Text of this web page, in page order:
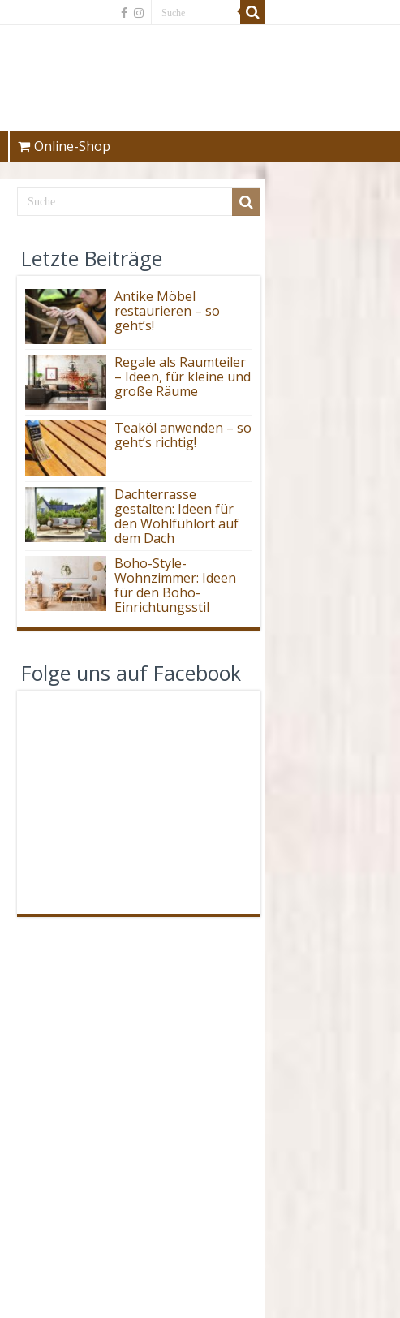
Online-Shop
Letzte Beiträge
Antike Möbel
restaurieren – so
geht’s!
Regale als Raumteiler
– Ideen, für kleine und
große Räume
Teaköl anwenden – so
geht’s richtig!
Dachterrasse
gestalten: Ideen für
den Wohlfühlort auf
dem Dach
Boho-Style-
Wohnzimmer: Ideen
für den Boho-
Einrichtungsstil
Folge uns auf Facebook